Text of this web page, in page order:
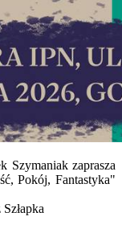
Szymaniak zaprasza
Pokój, Fantastyka"